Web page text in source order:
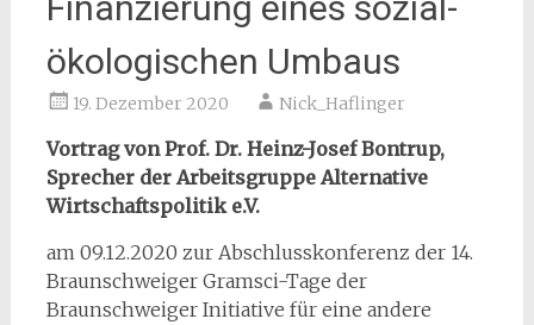
ökologischen Umbaus
19. Dezember 2020 Nick_Haflinger
Vortrag von Prof. Dr. Heinz-Josef Bontrup,
Sprecher der Arbeitsgruppe Alternative
Wirtschaftspolitik e.V.
am 09.12.2020 zur Abschlusskonferenz der 14.
Braunschweiger Gramsci-Tage der
Braunschweiger Initiative für eine andere